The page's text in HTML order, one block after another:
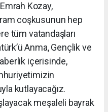
Kozay,
coşkusunun hep
tüm vatandaşları
Anma, Gençlik ve
içerisinde,
kutlayacağız.
meşaleli bayrak